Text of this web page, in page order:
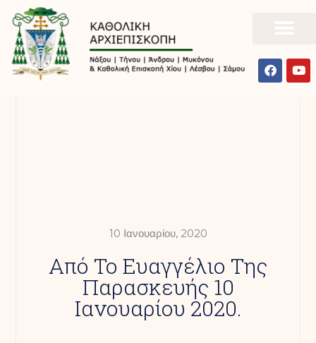
10 Ιανουαρίου, 2020
Από Το Ευαγγέλιο Της
Παρασκευής 10
Ιανουαρίου 2020.